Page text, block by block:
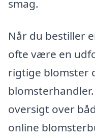
smag.
Når du bestiller
ofte være en
rigtige blomster
oversigt over
online